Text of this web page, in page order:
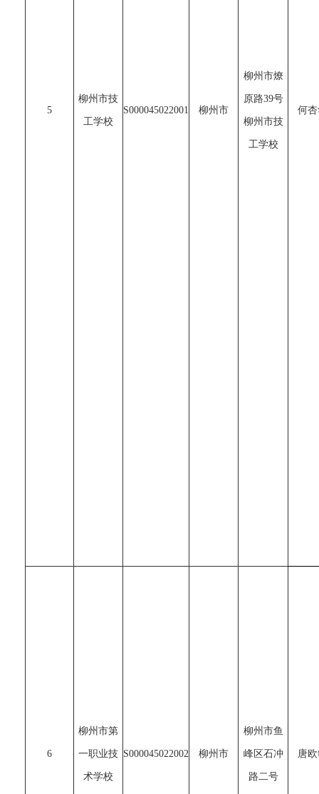
5
柳州市技
工学校
S000045022001 柳州市
柳州市燎
原路39号
柳州市技
工学校
何
6
柳州市第
一职业技
术学校
S000045022002 柳州市
柳州市鱼
峰区石冲
路二号
唐